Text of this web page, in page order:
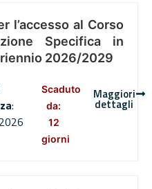
l’accesso al Corso
Specifica in
2026/2029
:
Scaduto
da:
12
giorni
Maggiori
dettagli